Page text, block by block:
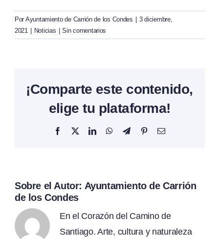
Por Ayuntamiento de Carrión de los Condes
3 diciembre,
2021
Noticias Sin comentarios
¡Comparte este contenido,
elige tu plataforma!
Facebook
X LinkedInWhatsAppTelegramPinterestCorreo
Sobre el Autor: Ayuntamiento de Carrión
de los Condes
En el Corazón del Camino de
Santiago. Arte, cultura y naturaleza